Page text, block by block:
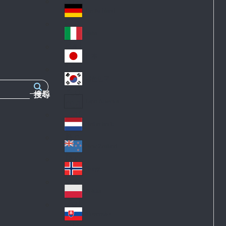
搜尋
nc
e
Ge
an
y
Ital
y
Jap
an
Lat
in
A
me
ric
a
Ne
the
rla
nd
s
Ne
w
Ze
ala
nd
No
rw
ay
Pol
an